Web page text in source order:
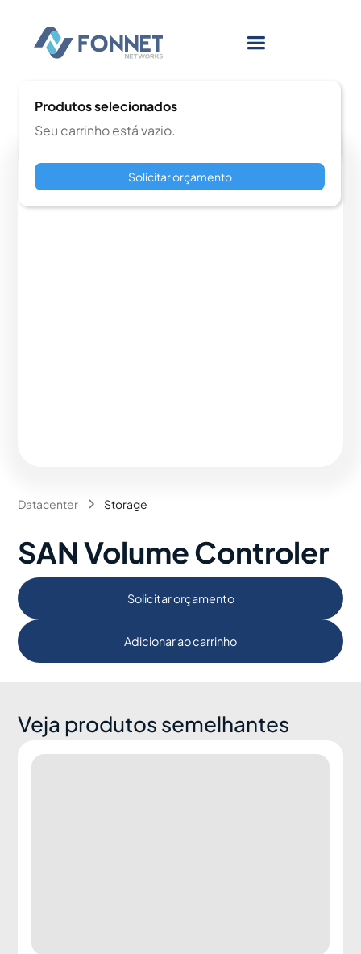
Datacenter Storage
SAN Volume Controler
Solicitar orçamento
Adicionar ao carrinho
Veja produtos semelhantes
Produtos selecionados
Seu carrinho está vazio.
Solicitar orçamento